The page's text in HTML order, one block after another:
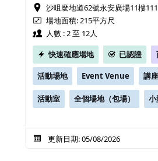
沙咀麼地道62號永安廣場11樓
場地面積: 215平方尺
人數 : 2 至 12人
快速確應場地
已認證
活動場地 Event Venue 講
活動室 全個場地（包場） 小
更新日期: 05/08/2026